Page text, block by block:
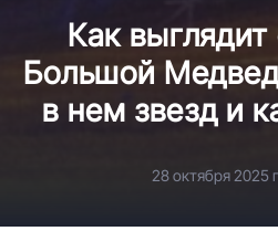
Как выглядит
Большой
в нем звезд и
28 октября 2025